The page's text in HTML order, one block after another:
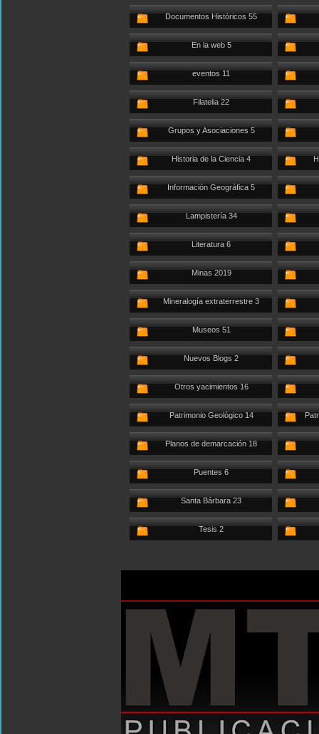
Documentos Históricos 55
En la web 5
eventos 11
Filatelia 22
Grupos y Asociaciones 5
Historia de la Ciencia 4
Información Geográfica 5
Lampistería 34
Literatura 6
Minas 2019
Mineralogía extraterrestre 3
Museos 51
Nuevos Blogs 2
Otros yacimientos 16
Patrimonio Geológico 14
Planos de demarcación 18
Puentes 6
Santa Bárbara 23
Tesis 2